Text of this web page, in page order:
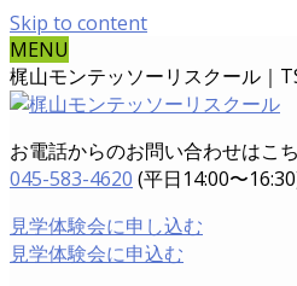
Skip to content
MENU
梶山モンテッソーリスクール｜
お電話からのお問い合わせはこ
045-583-4620 (平日14:00〜
見学体験会に申し込む
見学体験会に申込む